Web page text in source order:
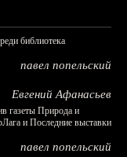
библиотека
павел попельский
Евгений Афанасьев
газеты Природа и
и Последние выставки
павел попельский